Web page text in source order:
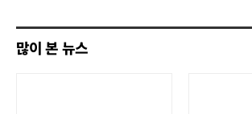
기
많이 본 뉴스